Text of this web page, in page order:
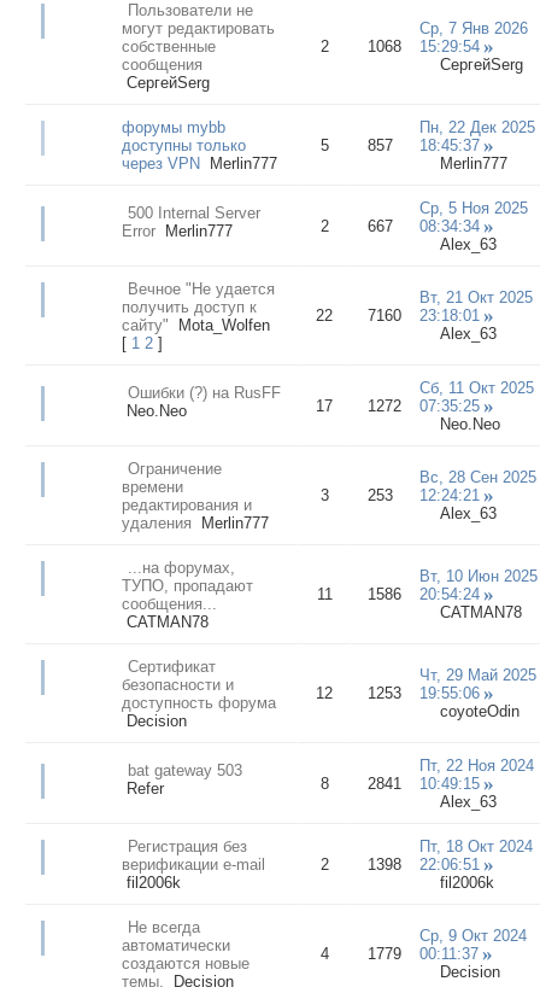
Пользователи не
могут редактировать
собственные
сообщения
СергейSerg
2 1068
Ср, 7 Янв 2026
15:29:54
СергейSerg
форумы mybb
доступны только
через VPN
Merlin777
5 857
Пн, 22 Дек 2025
18:45:37
Merlin777
500 Internal Server
Error
Merlin777 2 667
Ср, 5 Ноя 2025
08:34:34
Alex_63
Вечное "Не удается
получить доступ к
сайту"
Mota_Wolfen
[ 1 2 ]
22 7160
Вт, 21 Окт 2025
23:18:01
Alex_63
Ошибки (?) на RusFF
Neo.Neo
17 1272
Сб, 11 Окт 2025
07:35:25
Neo.Neo
Ограничение
времени
редактирования и
удаления
Merlin777
3 253
Вс, 28 Сен 2025
12:24:21
Alex_63
...на форумах,
ТУПО, пропадают
сообщения...
CATMAN78
11 1586
Вт, 10 Июн 2025
20:54:24
CATMAN78
Сертификат
безопасности и
доступность форума
Decision
12 1253
Чт, 29 Май 2025
19:55:06
coyoteOdin
bat gateway 503
Refer
8 2841
Пт, 22 Ноя 2024
10:49:15
Alex_63
Регистрация без
верификации e-mail
fil2006k
2 1398
Пт, 18 Окт 2024
22:06:51
fil2006k
Не всегда
автоматически
создаются новые
темы.
Decision
4 1779
Ср, 9 Окт 2024
00:11:37
Decision